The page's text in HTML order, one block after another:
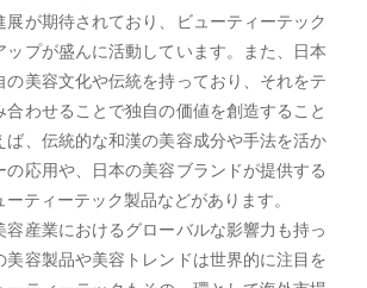
展が期待されており、ビューティーテック
ップが盛んに活動しています。また、日本
の美容文化や伝統を持っており、それをテ
合わせることで独自の価値を創造すること
ば、伝統的な和漢の美容成分や手法を活か
の応用や、日本の美容ブランドが提供する
ティーテック製品などがあります。
容産業におけるグローバルな影響力も持っ
美容製品や美容トレンドは世界的に注目を